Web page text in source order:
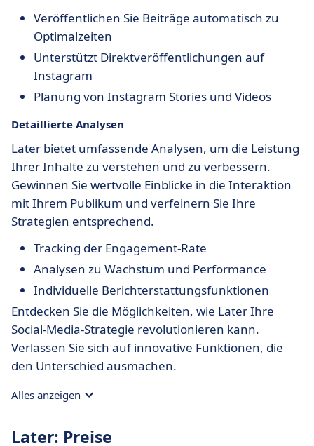
Veröffentlichen Sie Beiträge automatisch zu
Optimalzeiten
Unterstützt Direktveröffentlichungen auf
Instagram
Planung von Instagram Stories und Videos
Detaillierte Analysen
Later bietet umfassende Analysen, um die Leistung
Ihrer Inhalte zu verstehen und zu verbessern.
Gewinnen Sie wertvolle Einblicke in die Interaktion
mit Ihrem Publikum und verfeinern Sie Ihre
Strategien entsprechend.
Tracking der Engagement-Rate
Analysen zu Wachstum und Performance
Individuelle Berichterstattungsfunktionen
Entdecken Sie die Möglichkeiten, wie Later Ihre
Social-Media-Strategie revolutionieren kann.
Verlassen Sie sich auf innovative Funktionen, die
den Unterschied ausmachen.
Alles anzeigen
Later: Preise